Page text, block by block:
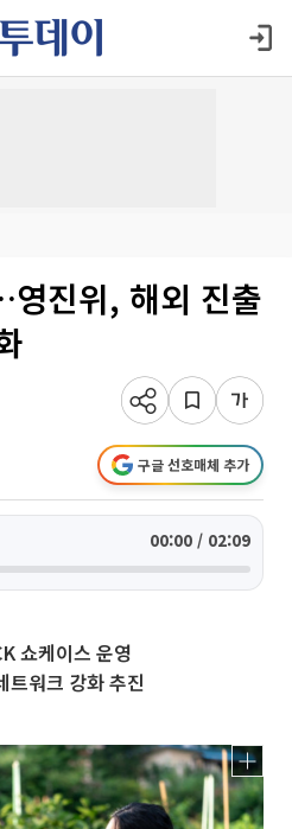
진위, 해외 진출
구글 선호매체 추가
00:00 / 02:09
쇼케이스 운영
트워크 강화 추진